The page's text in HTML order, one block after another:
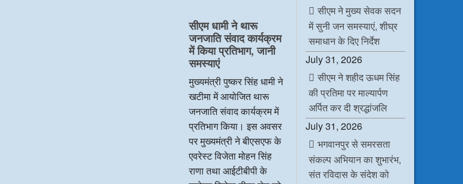
o
o
k
e
r
e
d
I
n
A
p
p
सीएम धामी ने थारू
जनजाति संवाद कार्यक्रम
में किया प्रतिभाग, जानी
समस्याएं
मुख्यमंत्री पुष्कर सिंह धामी ने
खटीमा में आयोजित थारू
जनजाति संवाद कार्यक्रम में
प्रतिभाग किया। इस अवसर
पर मुख्यमंत्री ने बीएसएफ के
एवरेस्ट विजेता मोहन सिंह
राणा तथा आईटीबीपी के
सीएम ने मुख्य सेवक सदन
में सुनी जन समस्याएं, शीघ्र
समाधान के दिए निर्देश
July 31, 2026
सीएम ने शहीद ऊधम सिंह
की प्रतिमा पर माल्यार्पण
अर्पित कर दी श्रद्धांजलि
July 31, 2026
भगवानपुर से समरसता
संकल्प अभियान का शुभारंभ,
संत रविदास के संदेश को